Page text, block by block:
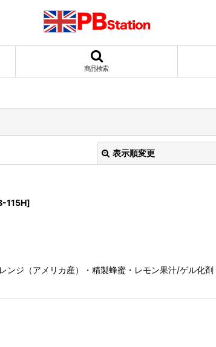
商品検索
表示順変更
115H]
ンジ（アメリカ産）・精製蜂蜜・レモン果汁/ゲル化